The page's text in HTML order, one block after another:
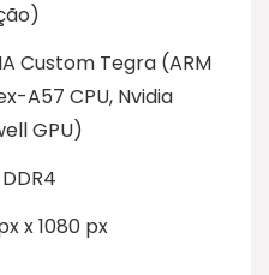
Custom Tegra (ARM
A57 CPU, Nvidia
GPU)
x 1080 px